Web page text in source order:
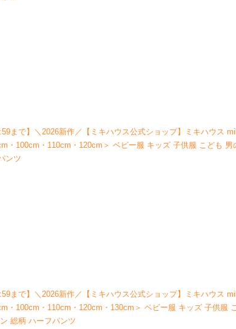
まで】＼2026新作／【ミキハウス公式ショップ】ミキハウス
・100cm・110cm・120cm＞ ベビー服 キッズ 子供服 こども 男
ンツ
まで】＼2026新作／【ミキハウス公式ショップ】ミキハウス
・100cm・110cm・120cm・130cm＞ ベビー服 キッズ 子供服
総柄 ハーフパンツ